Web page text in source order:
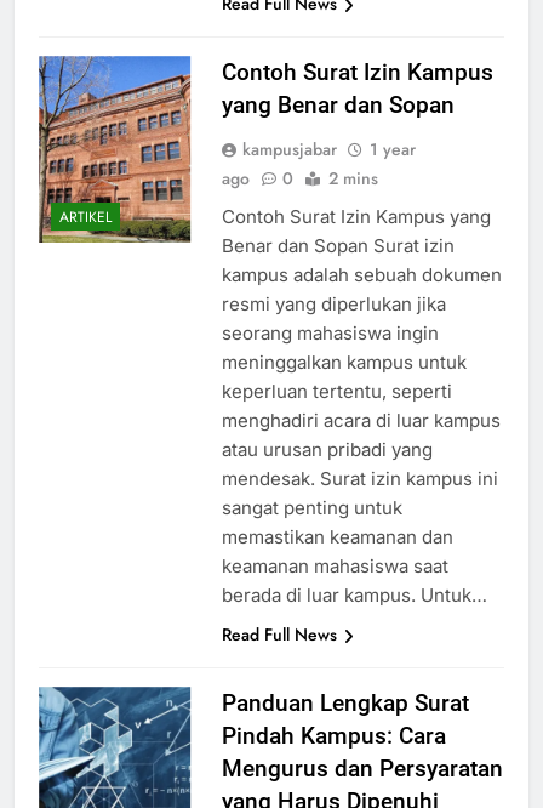
ARTIKEL
Contoh Surat Izin Kampus
yang Benar dan Sopan
kampusjabar
1 year
Contoh Surat Izin Kampus yang
Benar dan Sopan Surat izin
kampus adalah sebuah dokumen
resmi yang diperlukan jika
seorang mahasiswa ingin
meninggalkan kampus untuk
keperluan tertentu, seperti
menghadiri acara di luar kampus
atau urusan pribadi yang
mendesak. Surat izin kampus ini
sangat penting untuk
memastikan keamanan dan
keamanan mahasiswa saat
Panduan Lengkap Surat
Pindah Kampus: Cara
Mengurus dan Persyaratan